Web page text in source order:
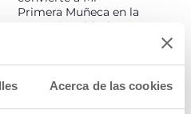
Acerca de las cookies
Primera Muñeca en la
compañera ideal para
dentición.